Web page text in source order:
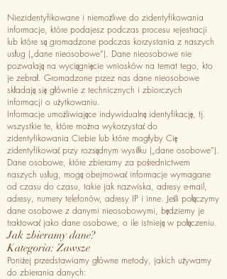
Niezidentyfikowane i niemożliwe do zidentyfikowania
informacje, które podajesz podczas procesu rejestracji
lub które są gromadzone podczas korzystania z naszych
usług („dane nieosobowe”). Dane nieosobowe nie
pozwalają na wyciągnięcie wniosków na temat tego, kto
je zebrał. Gromadzone przez nas dane nieosobowe
składają się głównie z technicznych i zbiorczych
informacji o użytkowaniu.
Informacje umożliwiające indywidualną identyfikację, tj.
wszystkie te, które można wykorzystać do
zidentyfikowania Ciebie lub które mogłyby Cię
zidentyfikować przy rozsądnym wysiłku („dane osobowe”).
Dane osobowe, które zbieramy za pośrednictwem
naszych usług, mogą obejmować informacje wymagane
od czasu do czasu, takie jak nazwiska, adresy e-mail,
adresy, numery telefonów, adresy IP i inne. Jeśli połączymy
dane osobowe z danymi nieosobowymi, będziemy je
traktować jako dane osobowe, o ile istnieją w połączeniu.
Jak zbieramy dane?
Kategoria: Zawsze
Poniżej przedstawiamy główne metody, jakich używamy
do zbierania danych: